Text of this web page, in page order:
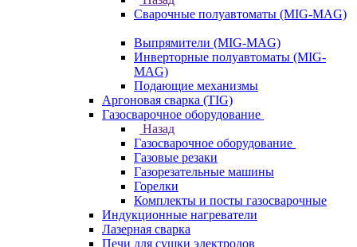
Сварочные полуавтоматы (MIG-MAG)
Выпрямители (MIG-MAG)
Инверторные полуавтоматы (MIG-
MAG)
Подающие механизмы
Аргоновая сварка (TIG)
Газосварочное оборудование
Назад
Газосварочное оборудование
Газовые резаки
Газорезательные машины
Горелки
Комплекты и посты газосварочные
Индукционные нагреватели
Лазерная сварка
Печи для сушки электродов